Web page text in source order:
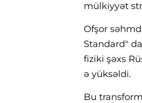
mülkiyyət
Ofşor
Standard"
fiziki şəxs
ə yüksəldi.
Bu